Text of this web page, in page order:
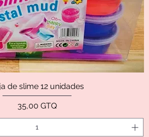
de slime 12 unidades
Precio
35,00 GTQ